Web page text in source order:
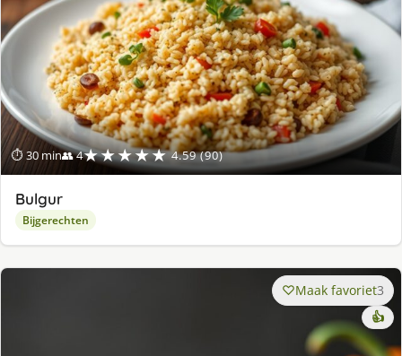
⏱ 30 min👥 4★★★★★ 4.59 (90)
Bulgur
Bijgerechten
Maak favoriet3
👍